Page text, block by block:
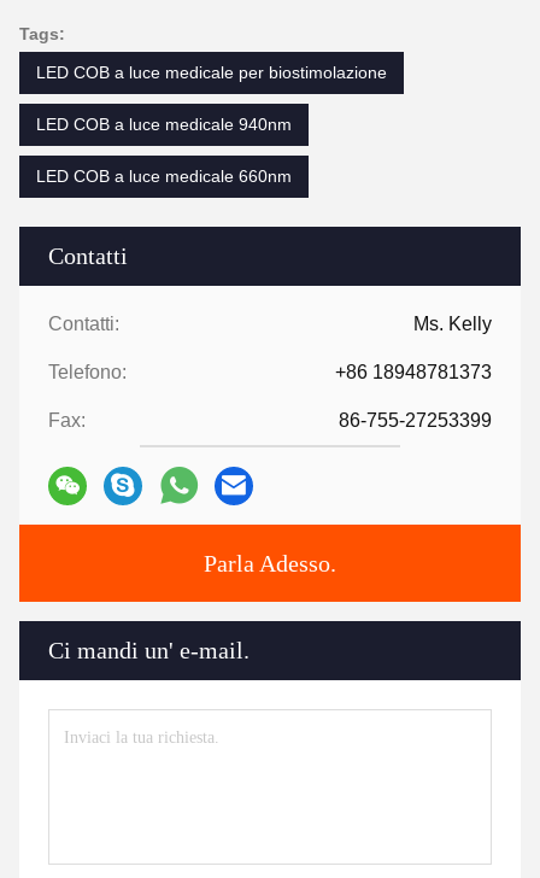
Contatti
Contatti: Ms. Kelly
Telefono: +86 18948781373
Fax: 86-755-27253399
Parla Adesso.
Ci mandi un' e-mail.
Tags:
LED COB a luce medicale per biostimolazione
LED COB a luce medicale 940nm
LED COB a luce medicale 660nm